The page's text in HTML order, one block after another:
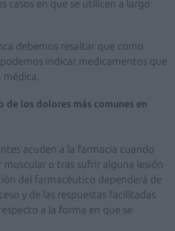
casos en que se utilicen a largo
debemos resaltar que como
indicar medicamentos que
de los dolores más comunes en
acuden a la farmacia cuando
o tras sufrir alguna lesión
del farmacéutico dependerá de
y de las respuestas facilitadas
a la forma en que se